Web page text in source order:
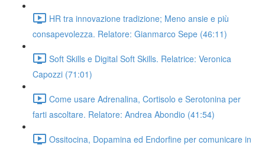
HR tra innovazione tradizione; Meno ansie e più
consapevolezza. Relatore: Gianmarco Sepe (46:11)
Soft Skills e Digital Soft Skills. Relatrice: Veronica
Capozzi (71:01)
Come usare Adrenalina, Cortisolo e Serotonina per
farti ascoltare. Relatore: Andrea Abondio (41:54)
Ossitocina, Dopamina ed Endorfine per comunicare in